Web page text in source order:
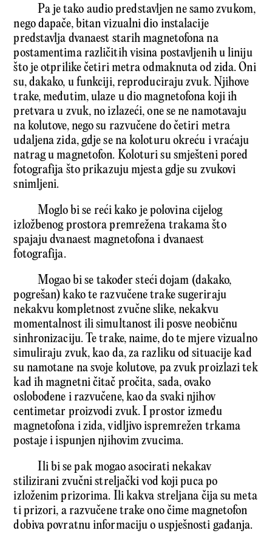
Pa je tako audio predstavljen ne samo zvukom,
nego dapače, bitan vizualni dio instalacije
predstavlja dvanaest starih magnetofona na
postamentima različitih visina postavljenih u liniju
što je otprilike četiri metra odmaknuta od zida. Oni
su, dakako, u funkciji, reproduciraju zvuk. Njihove
trake, međutim, ulaze u dio magnetofona koji ih
pretvara u zvuk, no izlazeći, one se ne namotavaju
na kolutove, nego su razvučene do četiri metra
udaljena zida, gdje se na koloturu okreću i vraćaju
natrag u magnetofon. Koloturi su smješteni pored
fotografija što prikazuju mjesta gdje su zvukovi
snimljeni.
Moglo bi se reći kako je polovina cijelog
izložbenog prostora premrežena trakama što
spajaju dvanaest magnetofona i dvanaest
fotografija.
Mogao bi se također steći dojam (dakako,
pogrešan) kako te razvučene trake sugeriraju
nekakvu kompletnost zvučne slike, nekakvu
momentalnost ili simultanost ili posve neobičnu
sinhronizaciju. Te trake, naime, do te mjere vizualno
simuliraju zvuk, kao da, za razliku od situacije kad
su namotane na svoje kolutove, pa zvuk proizlazi tek
kad ih magnetni čitač pročita, sada, ovako
oslobođene i razvučene, kao da svaki njihov
centimetar proizvodi zvuk. I prostor između
magnetofona i zida, vidljivo ispremrežen trkama
postaje i ispunjen njihovim zvucima.
Ili bi se pak mogao asocirati nekakav
stilizirani zvučni streljački vod koji puca po
izloženim prizorima. Ili kakva streljana čija su meta
ti prizori, a razvučene trake ono čime magnetofon
dobiva povratnu informaciju o uspješnosti gađanja.